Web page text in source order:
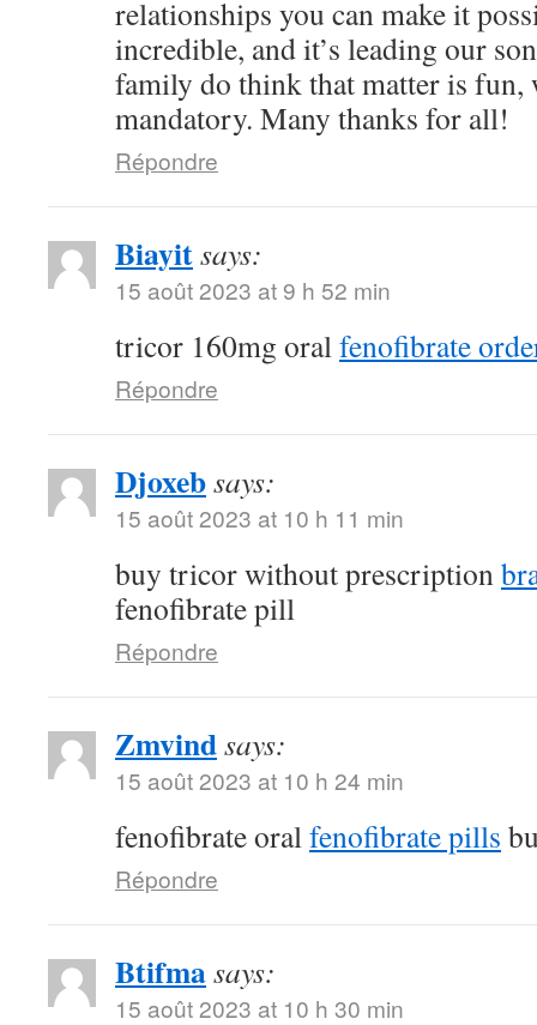
relationships you can make it
incredible, and it’s leading our
family do think that matter is
mandatory. Many thanks for all!
Répondre
Biayitsays:
15 août 2023 at 9 h 52 min
tricor 160mg oralfenofibrate
Répondre
Djoxebsays:
15 août 2023 at 10 h 11 min
buy tricor without prescription
fenofibrate pill
Répondre
Zmvindsays:
15 août 2023 at 10 h 24 min
fenofibrate oralfenofibrate pills
Répondre
Btifmasays:
15 août 2023 at 10 h 30 min